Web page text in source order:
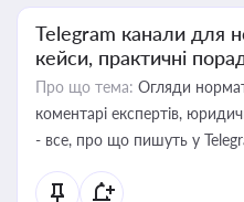
Telegram канали для
кейси, практичні
Про що тема: Огляди
коментарі експертів,
- все, про що пишуть у